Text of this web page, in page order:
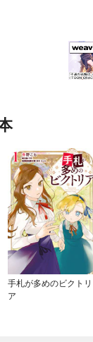
手札が多めのビクトリ
ア